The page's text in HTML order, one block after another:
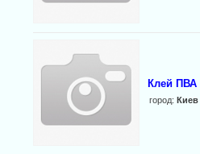
Клей ПВА
город: Киев